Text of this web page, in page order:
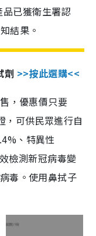
已獲衛生署認
結果。
劑 >>按此選購<<
，優惠價只要
，可供民眾進行自
、特異性
檢測新冠病毒變
毒。使用鼻拭子